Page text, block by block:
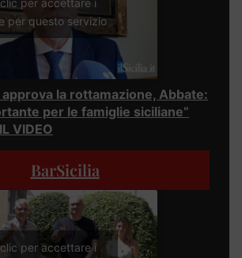
clic per accettare i
per questo servizio
approva la rottamazione, Abbate:
per le famiglie siciliane”
VIDEO
BarSicilia
per accettare i